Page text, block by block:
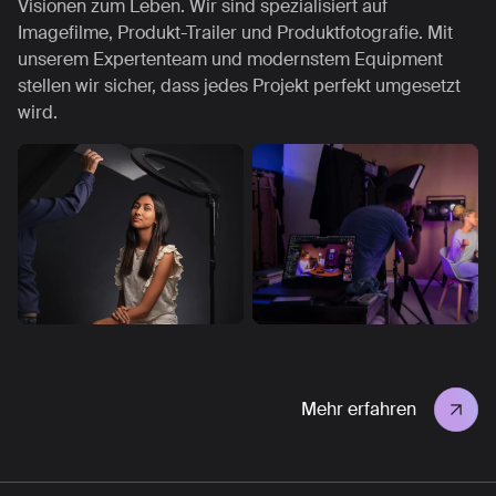
Visionen zum Leben. Wir sind spezialisiert auf
Imagefilme, Produkt-Trailer und Produktfotografie. Mit
unserem Expertenteam und modernstem Equipment
stellen wir sicher, dass jedes Projekt perfekt umgesetzt
wird.
Mehr erfahren